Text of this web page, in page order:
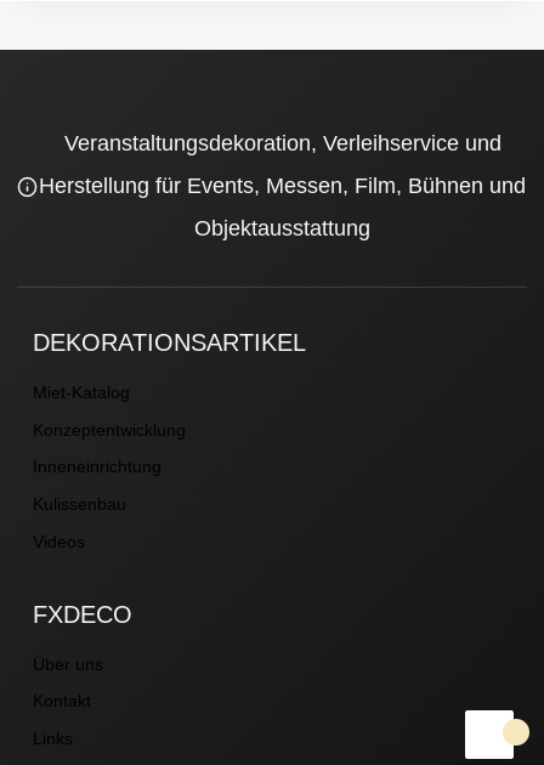
Veranstaltungsdekoration, Verleihservice und
Herstellung für Events, Messen, Film, Bühnen und
Objektausstattung
DEKORATIONSARTIKEL
Miet-Katalog
Konzeptentwicklung
Inneneinrichtung
Kulissenbau
Videos
FXDECO
Über uns
Kontakt
Links